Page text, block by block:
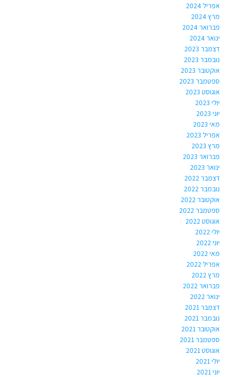
אפריל 2024
מרץ 2024
פברואר 2024
ינואר 2024
דצמבר 2023
נובמבר 2023
אוקטובר 2023
ספטמבר 2023
אוגוסט 2023
יולי 2023
יוני 2023
מאי 2023
אפריל 2023
מרץ 2023
פברואר 2023
ינואר 2023
דצמבר 2022
נובמבר 2022
אוקטובר 2022
ספטמבר 2022
אוגוסט 2022
יולי 2022
יוני 2022
מאי 2022
אפריל 2022
מרץ 2022
פברואר 2022
ינואר 2022
דצמבר 2021
נובמבר 2021
אוקטובר 2021
ספטמבר 2021
אוגוסט 2021
יולי 2021
יוני 2021